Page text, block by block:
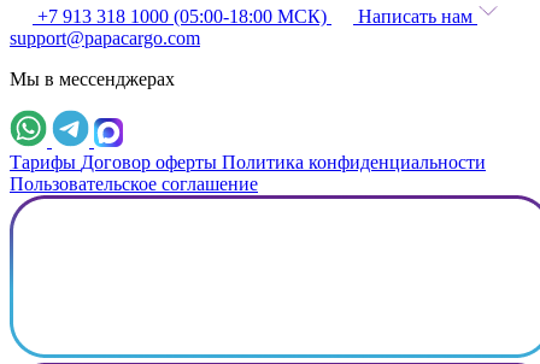
+7 913 318 1000 (05:00-18:00 МСК)
Написать нам
support@papacargo.com
Мы в мессенджерах
Тарифы Договор оферты Политика конфиденциальности
Пользовательское соглашение